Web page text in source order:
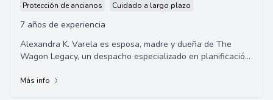
Protección de ancianos Cuidado a largo plazo
7 años de experiencia
Alexandra K. Varela es esposa, madre y dueña de The
Wagon Legacy, un despacho especializado en planificación
Más info